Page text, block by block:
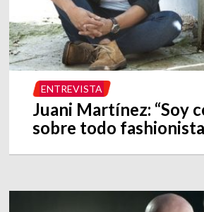
ENTREVISTA
Juani Martínez: “Soy
sobre todo